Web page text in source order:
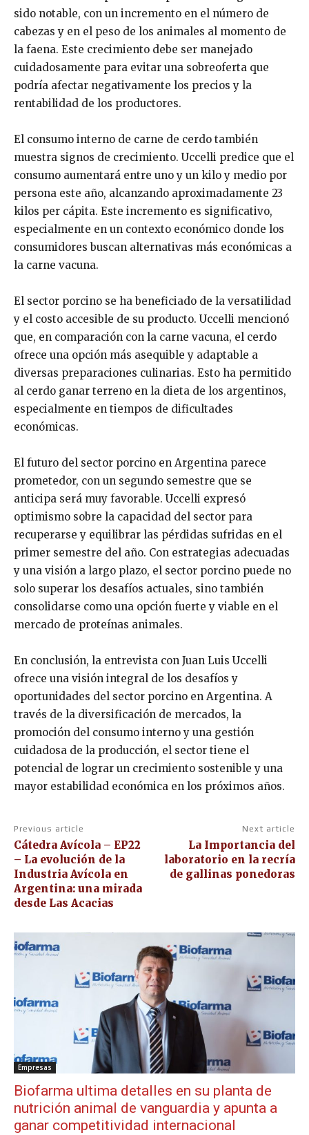
sido notable, con un incremento en el número de
cabezas y en el peso de los animales al momento de
la faena. Este crecimiento debe ser manejado
cuidadosamente para evitar una sobreoferta que
podría afectar negativamente los precios y la
rentabilidad de los productores.
El consumo interno de carne de cerdo también
muestra signos de crecimiento. Uccelli predice que el
consumo aumentará entre uno y un kilo y medio por
persona este año, alcanzando aproximadamente 23
kilos per cápita. Este incremento es significativo,
especialmente en un contexto económico donde los
consumidores buscan alternativas más económicas a
la carne vacuna.
El sector porcino se ha beneficiado de la versatilidad
y el costo accesible de su producto. Uccelli mencionó
que, en comparación con la carne vacuna, el cerdo
ofrece una opción más asequible y adaptable a
diversas preparaciones culinarias. Esto ha permitido
al cerdo ganar terreno en la dieta de los argentinos,
especialmente en tiempos de dificultades
económicas.
El futuro del sector porcino en Argentina parece
prometedor, con un segundo semestre que se
anticipa será muy favorable. Uccelli expresó
optimismo sobre la capacidad del sector para
recuperarse y equilibrar las pérdidas sufridas en el
primer semestre del año. Con estrategias adecuadas
y una visión a largo plazo, el sector porcino puede no
solo superar los desafíos actuales, sino también
consolidarse como una opción fuerte y viable en el
mercado de proteínas animales.
En conclusión, la entrevista con Juan Luis Uccelli
ofrece una visión integral de los desafíos y
oportunidades del sector porcino en Argentina. A
través de la diversificación de mercados, la
promoción del consumo interno y una gestión
cuidadosa de la producción, el sector tiene el
potencial de lograr un crecimiento sostenible y una
mayor estabilidad económica en los próximos años.
Previous article
Cátedra Avícola – EP22
– La evolución de la
Industria Avícola en
Argentina: una mirada
desde Las Acacias
Next article
La Importancia del
laboratorio en la recría
de gallinas ponedoras
Empresas
Biofarma ultima detalles en su planta de
nutrición animal de vanguardia y apunta a
ganar competitividad internacional